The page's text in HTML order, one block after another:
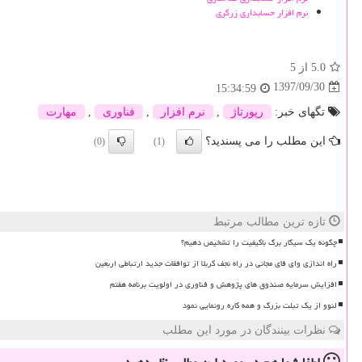
نرم افزار حسابداری زرگری
5.0 از 5
1397/09/30
15:34:59
تگهای خبر:
رپورتاژ نرم افزار فناوری مهارت
این مطلب را می پسندید؟ (1)
(0)
تازه ترین مطالب مرتبط
چگونه یک سیگار برگ باکیفیت را تشخیص دهیم؟
راه اندازی وای فای مجانی در راه نجف کربلا از توافقات جدید ارتباطی اربعین
افزایش سرمایه صندوق های پژوهش و فناوری در اولویت برنامه هفتم
لنوو از یک تبلت بزرگ و همه کاره رونمایی نمود
نظرات بینندگان در مورد این مطلب